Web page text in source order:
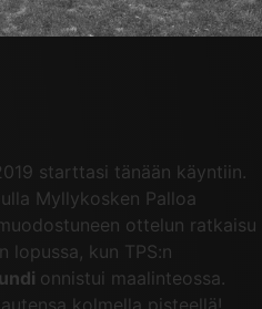
starttasi tänään käyntiin.
Myllykosken Palloa
ottelun ratkaisu
lopussa, kun TPS:n
onnistui maalinteossa.